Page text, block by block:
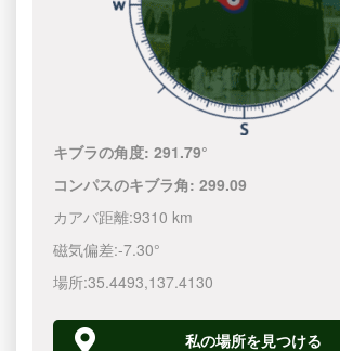
キブラの角度:291.79°
コンパスのキブラ角:299.09
カアバ距離:9310 km
磁気偏差:-7.30°
場所:35.4493,137.4130
私の場所を見つける